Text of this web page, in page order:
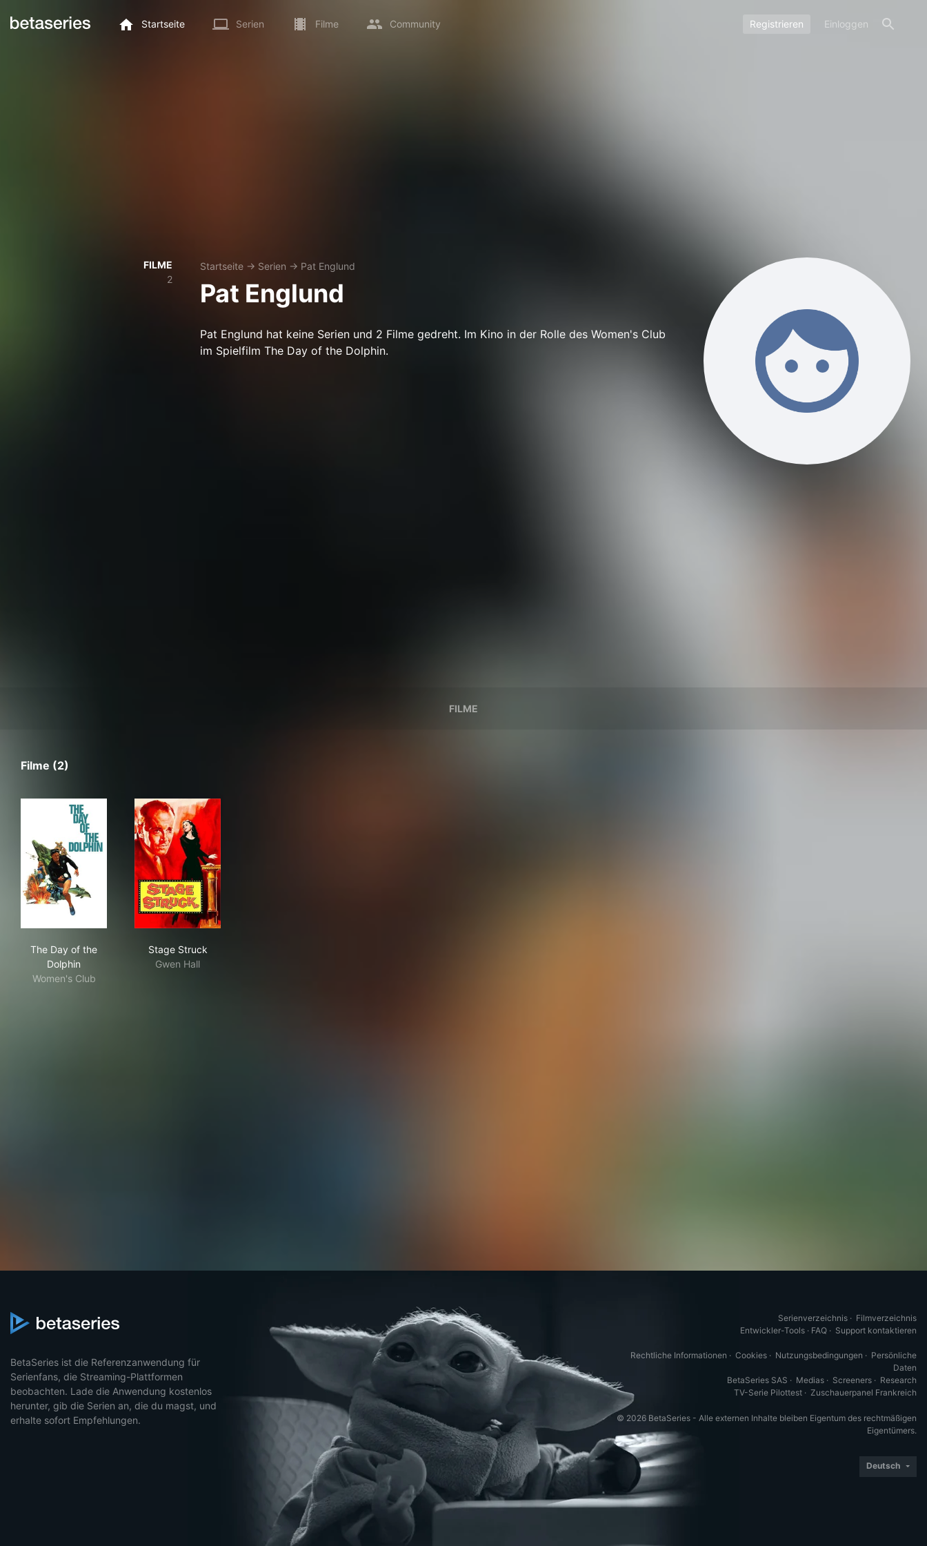
Startseite Serien Filme Community Registrieren Einloggen
FILME
2
Startseite → Serien → Pat Englund
Pat Englund
Pat Englund hat keine Serien und 2 Filme gedreht. Im Kino in der Rolle des Women's Club
im Spielfilm The Day of the Dolphin.
FILME
Filme (2)
The Day of the
Dolphin
Women's Club
Stage Struck
Gwen Hall
BetaSeries ist die Referenzanwendung für
Serienfans, die Streaming-Plattformen
beobachten. Lade die Anwendung kostenlos
herunter, gib die Serien an, die du magst, und
erhalte sofort Empfehlungen.
Serienverzeichnis · Filmverzeichnis
Entwickler-Tools · FAQ · Support kontaktieren
Rechtliche Informationen · Cookies · Nutzungsbedingungen · Persönliche
Daten
BetaSeries SAS · Medias · Screeners · Research
TV-Serie Pilottest · Zuschauerpanel Frankreich
© 2026 BetaSeries - Alle externen Inhalte bleiben Eigentum des rechtmäßigen
Eigentümers.
Deutsch